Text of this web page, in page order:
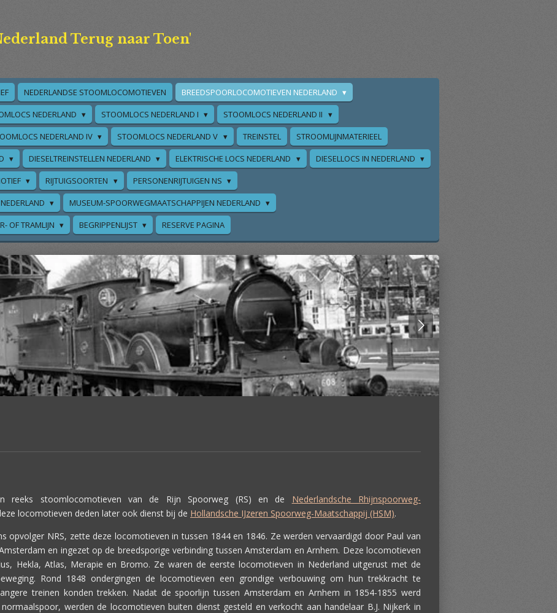
Terug naar Toen'
NEDERLANDSE STOOMLOCOMOTIEVEN
BREEDSPOORLOCOMOTIEVEN NEDERLAND
NEDERLAND
STOOMLOCS NEDERLAND I
STOOMLOCS NEDERLAND II
NEDERLAND IV STOOMLOCS NEDERLAND V TREINSTEL
STROOMLIJNMATERIEEL
DIESELTREINSTELLEN NEDERLAND ELEKTRISCHE LOCS NEDERLAND
DIESELLOCS IN NEDERLAND
RIJTUIGSOORTEN
PERSONENRIJTUIGEN NS
MUSEUM-SPOORWEGMAATSCHAPPIJEN NEDERLAND
OF TRAMLIJN
BEGRIPPENLIJST RESERVE PAGINA
reeks stoomlocomotieven van de Rijn Spoorweg (RS) en de Nederlandsche Rhijnspoorweg-
locomotieven deden later ook dienst bij de Hollandsche IJzeren Spoorweg-Maatschappij (HSM).
opvolger NRS, zette deze locomotieven in tussen 1844 en 1846. Ze werden vervaardigd door Paul van
en ingezet op de breedsporige verbinding tussen Amsterdam en Arnhem. Deze locomotieven
Hekla, Atlas, Merapie en Bromo. Ze waren de eerste locomotieven in Nederland uitgerust met de
Rond 1848 ondergingen de locomotieven een grondige verbouwing om hun trekkracht te
treinen konden trekken. Nadat de spoorlijn tussen Amsterdam en Arnhem in 1854-1855 werd
werden de locomotieven buiten dienst gesteld en verkocht aan handelaar B.J. Nijkerk in